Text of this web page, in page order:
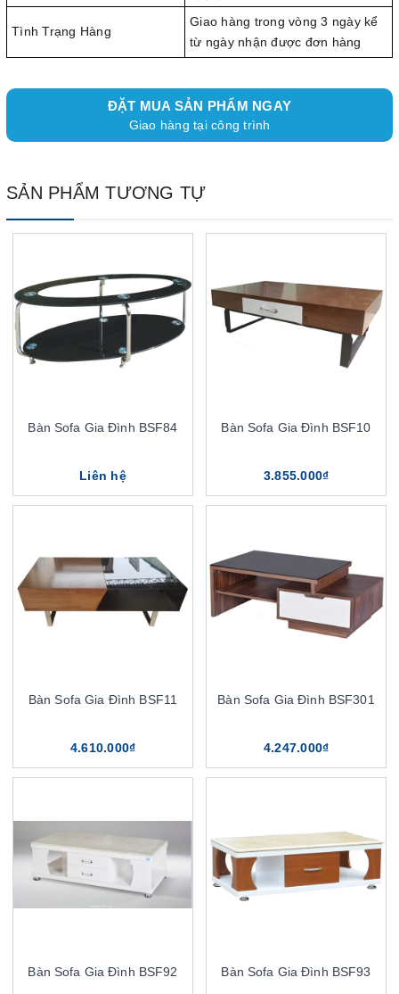
Tình Trạng Hàng
Giao hàng trong vòng 3 ngày kể
từ ngày nhận được đơn hàng
ĐẶT MUA SẢN PHẨM NGAY
Giao hàng tại công trình
SẢN PHẨM TƯƠNG TỰ
Bàn Sofa Gia Đình BSF84
Liên hệ
Bàn Sofa Gia Đình BSF10
3.855.000₫
Bàn Sofa Gia Đình BSF11
4.610.000₫
Bàn Sofa Gia Đình BSF301
4.247.000₫
Bàn Sofa Gia Đình BSF92 Bàn Sofa Gia Đình BSF93